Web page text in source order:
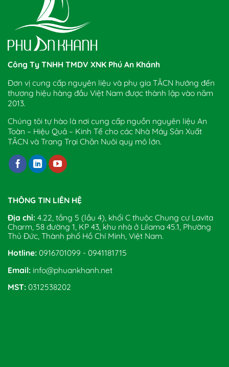
Công Ty TNHH TMDV XNK Phú An Khánh
Đơn vị cung cấp nguyên liệu và phụ gia TĂCN hướng đến
thương hiệu hàng đầu Việt Nam được thành lập vào năm
2013.
Chúng tôi tự hào là nơi cung cấp nguồn nguyên liệu An
Toàn – Hiệu Quả – Kinh Tế cho các Nhà Máy Sản Xuất
TĂCN và Trang Trại Chăn Nuôi quy mô lớn.
THÔNG TIN LIÊN HỆ
Địa chỉ: 4.22, tầng 5 (lầu 4), khối C thuộc Chung cư Lavita
Charm, 58 đường 1, KP 43, khu nhà ở Lilama 45.1, Phường
Thủ Đức, Thành phố Hồ Chí Minh, Việt Nam.
Hotline: 0916701099 - 0941181715
Email: info@phuankhanh.net
MST: 0312538202